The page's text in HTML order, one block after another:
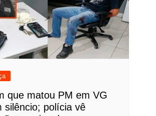
que matou PM em VG
silêncio; polícia vê